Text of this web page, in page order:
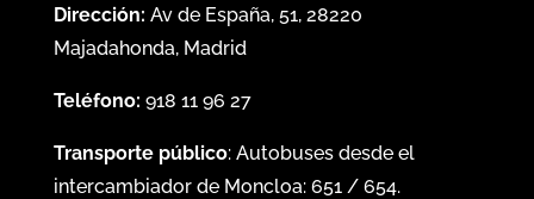
Dirección: Av de España, 51, 28220
Majadahonda, Madrid
Teléfono: 918 11 96 27
Transporte público: Autobuses desde el
intercambiador de Moncloa: 651/ 654.